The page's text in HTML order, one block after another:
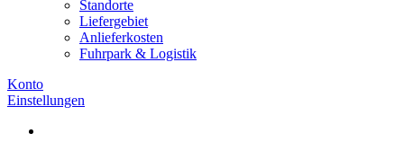
Standorte
Liefergebiet
Anlieferkosten
Fuhrpark & Logistik
Konto
Einstellungen